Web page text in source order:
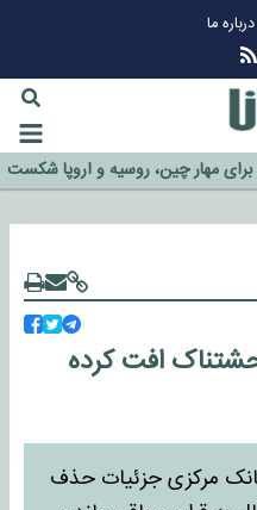
درباره ما
مهار چین، روسیه و اروپا شکست
افت کرده
مرکزی جزئیات حذف